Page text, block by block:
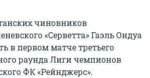
чиновников
«Серветта» Гаэль Ондуа
в первом матче третьего
раунда Лиги чемпионов
ФК «Рейнджерс».